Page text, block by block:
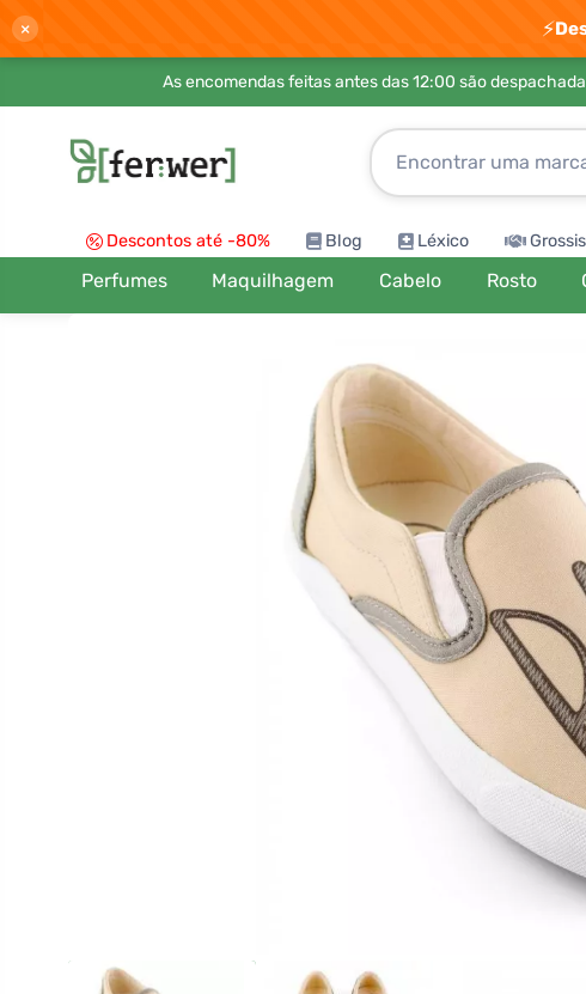
× ⚡
As encomendas feitas antes das 12:00 são
Descontos até -80% Blog Léxico
Perfumes Maquilhagem Cabelo Rosto